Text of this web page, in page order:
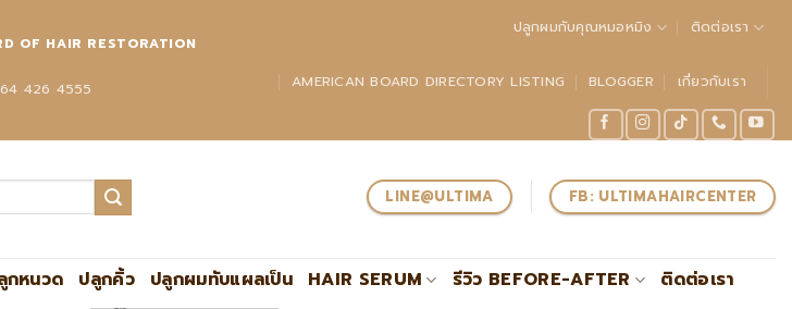
OF HAIR RESTORATION
426 4555
ปลูกผมกับคุณหมอหมิง ติดต่อเรา
AMERICAN BOARD DIRECTORY LISTING BLOGGER เกี่ยวกับเรา
LINE@ULTIMA FB: ULTIMAHAIRCENTER
กหนวด ปลูกคิ้ว ปลูกผมทับแผลเป็น HAIR SERUM รีวิว BEFORE-AFTER
ติดต่อเรา